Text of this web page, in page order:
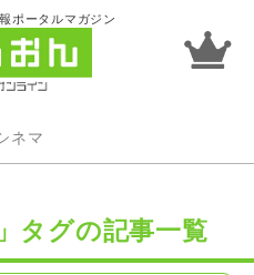
ポータルマガジン
ネマ
タグの記事一覧